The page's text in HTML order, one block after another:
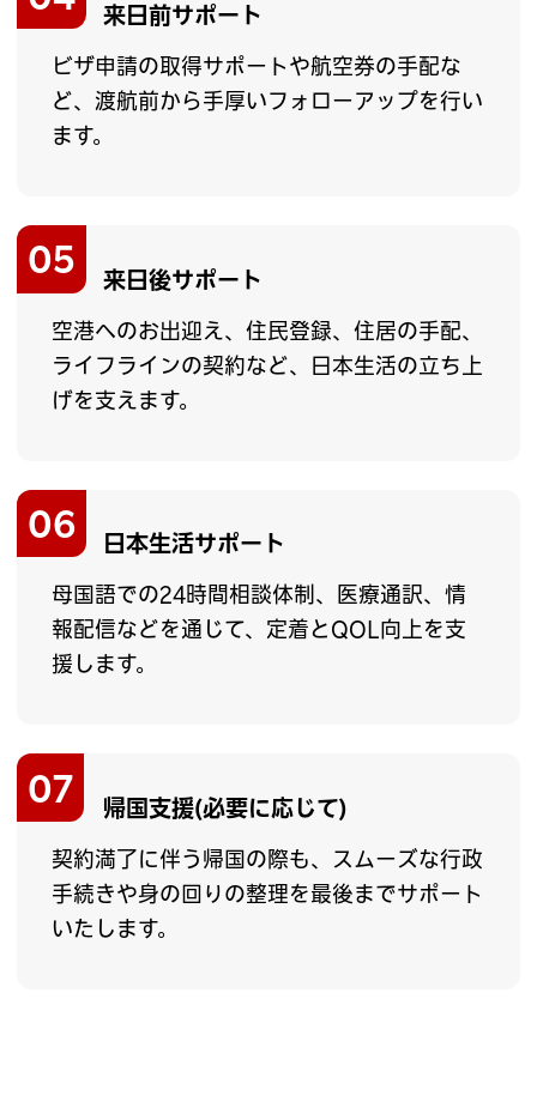
来日前サポート
ビザ申請の取得サポートや航空券の手配な
ど、渡航前から手厚いフォローアップを行い
ます。
05
来日後サポート
空港へのお出迎え、住民登録、住居の手配、
ライフラインの契約など、日本生活の立ち上
げを支えます。
06
日本生活サポート
母国語での24時間相談体制、医療通訳、情
報配信などを通じて、定着とQOL向上を支
援します。
07
帰国支援(必要に応じて)
契約満了に伴う帰国の際も、スムーズな行政
手続きや身の回りの整理を最後までサポート
いたします。